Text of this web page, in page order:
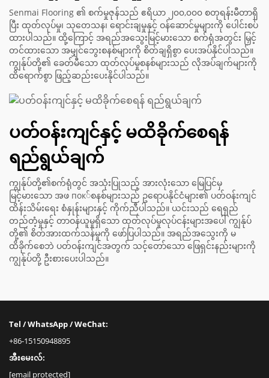
Senmai Flooring ၏ စက်မှုဇုန်သည် ဧရိယာ ၂၀၀,၀၀၀ စတုရန်းမီတာရှိ
ပြီး ထုတ်လုပ်မှု၊ သုတေသန၊ ရောင်းချမှုနှင့် ဝန်ဆောင်မှုများကို ပေါင်းစပ်
ထားပါသည်။ ထို့ကြောင့် အရည်အသွေးမြင့်မားသော စက်ရုံအတွင်း မြှင့်
တင်ထားသော အမျှင်ဘွေးစနစ်များကို စိတ်ချရှိစွာ ပေးအပ်နိုင်ပါသည်။
ကျွန်ုပ်တို့၏ ခေတ်မီသော ထုတ်လုပ်မှုစနစ်များသည် လိုအပ်ချက်များကို
ထိရောက်စွာ ဖြည့်ဆည်းပေးနိုင်ပါသည်။
ပတ်ဝန်းကျင်နှင့် မထိခိုက်စေရန်
ရည်ရွယ်ချက်
ကျွန်ုပ်တို့၏စက်ရုံတွင် အသုံးပြုသည့် အားလုံးသော မြေပြင်မှ
မြင့်မားသော အဖ пок်စနစ်များသည် ဥရောပနိုင်ငံများ၏ ပတ်ဝန်းကျင်
ထိန်းသိမ်းရေး စံနှုန်းများနှင့် ကိုက်ညီပါသည်။ ယင်းသည် ရေရှည်
တည်တံ့မှုနှင့် တာဝန်ယူမှုရှိသော ထုတ်လုပ်မှုလုပ်ငန်းများအပေါ် ကျွန်ုပ်
တို့၏ စိတ်အားထက်သန်မှုကို ဖော်ပြပါသည်။ အရည်အသွေးကို မ
ထိခိုက်စေဘဲ ပတ်ဝန်းကျင်အတွက် သင့်တော်သော ဖြေရှင်းနည်းများကို
ကျွန်ုပ်တို့ ဦးစားပေးပါသည်။
Tel / WhatsApp / WeChat:
+86-15150948895
အီးမေးလ်:
[email protected]